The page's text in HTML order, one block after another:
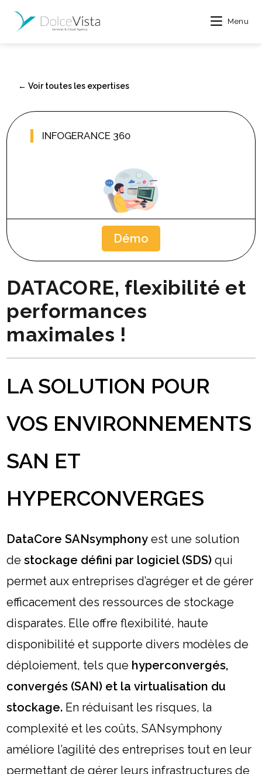
Menu
← Voir toutes les expertises
INFOGERANCE 360
Démo
DATACORE, flexibilité et
performances
maximales !
LA SOLUTION POUR
VOS ENVIRONNEMENTS
SAN ET
HYPERCONVERGES
DataCore SANsymphony est une solution
destockage défini par logiciel (SDS)qui
permet aux entreprises d’agréger et de gérer
efficacement des ressources de stockage
disparates. Elle offre flexibilité, haute
disponibilité et supporte divers modèles de
déploiement, tels que hyperconvergés,
convergés (SAN) et la virtualisation du
stockage. En réduisant les risques, la
complexité et les coûts, SANsymphony
améliore l’agilité des entreprises tout en leur
permettant de gérer leurs infrastructures de